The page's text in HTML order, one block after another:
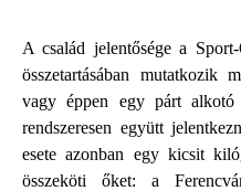
A család jelentősége a
összetartásában mutatkozik
vagy éppen egy párt alkotó
rendszeresen együtt
esete azonban egy kicsit
összeköti őket: a